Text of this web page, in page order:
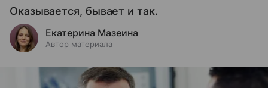
Оказывается, бывает и так.
Екатерина Мазеина
Автор материала